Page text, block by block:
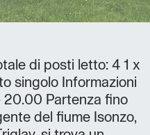
di posti letto: 4 1 x
singolo Informazioni
20.00 Partenza fino
del fiume Isonzo,